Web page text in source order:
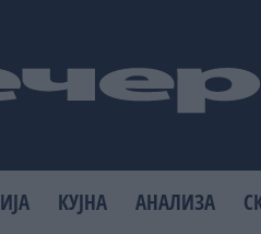
КУЈНА АНАЛИЗА